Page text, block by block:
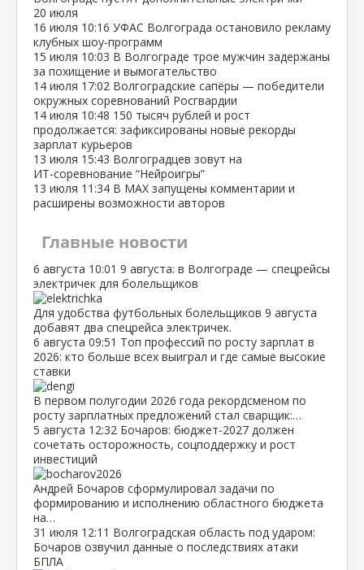
20 июля
16 июля 10:16 УФАС Волгограда остановило рекламу
клубных шоу‑программ
15 июля 10:03 В Волгограде трое мужчин задержаны
за похищение и вымогательство
14 июля 17:02 Волгоградские сапёры — победители
окружных соревнований Росгвардии
14 июля 10:48 150 тысяч рублей и рост
продолжается: зафиксированы новые рекорды
зарплат курьеров
13 июля 15:43 Волгоградцев зовут на
ИТ‑соревнование “Нейроигры”
13 июля 11:34 В МАХ запущены комментарии и
расширены возможности авторов
Главные новости
6 августа 10:01 9 августа: в Волгограде — спецрейсы
электричек для болельщиков
Для удобства футбольных болельщиков 9 августа
добавят два спецрейса электричек.
6 августа 09:51 Топ профессий по росту зарплат в
2026: кто больше всех выиграл и где самые высокие
ставки
В первом полугодии 2026 года рекордсменом по
росту зарплатных предложений стал сварщик:…
5 августа 12:32 Бочаров: бюджет‑2027 должен
сочетать осторожность, соцподдержку и рост
инвестиций
Андрей Бочаров сформулировал задачи по
формированию и исполнению областного бюджета
на…
31 июля 12:11 Волгоградская область под ударом:
Бочаров озвучил данные о последствиях атаки
БПЛА